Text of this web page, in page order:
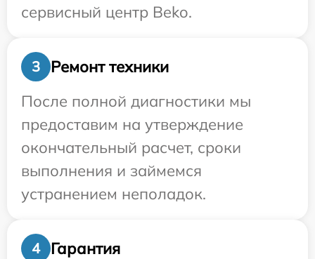
сервисный центр Beko.
3
Ремонт техники
После полной диагностики мы
предоставим на утверждение
окончательный расчет, сроки
выполнения и займемся
устранением неполадок.
4
Гарантия